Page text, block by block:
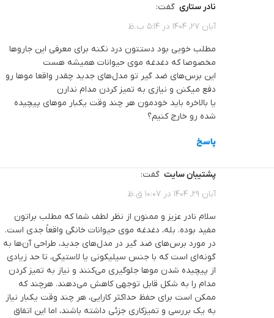
نادر ستاری گفت:
آبان 27, 1404 در 5:14 ب.ظ
مطلب خوبی بود دستتون درد نکنه برای معرفی این جاروها
مخصوصا که دغدغه موی حیوانات همیشه هست
این برس‌های ضد گیر تو مدل‌های جدید چقدر واقعا موها رو
دفع میکنن و نیازی به تمیز کردن مدام ندارن
یا بالاخره باید خودمون هر چند وقت یکبار موهای پیچیده
شده رو خارج کنیم؟
پاسخ
پشتیبان سایت گفت:
آبان 29, 1404 در 10:07 ق.ظ
سلام نادر عزیز و ممنون از نظر لطف شما که مطلب براتون
مفید بوده. بله، دغدغه موی حیوانات خانگی واقعاً جدی است.
در مورد برس‌های ضد گیر در مدل‌های جدید، طراحی آن‌ها به
گونه‌ای است که با جنس سیلیکونی یا لاستیکی، تا حد زیادی
از پیچیده شدن موها جلوگیری می‌کنند و نیاز به تمیز کردن
مدام را به شکل قابل توجهی کاهش می‌دهند. هرچند که
ممکن است برای حفظ حداکثر کارایی، هر چند وقت یکبار نیاز
به یک بررسی و تمیزکاری جزئی داشته باشند، اما این اتفاق